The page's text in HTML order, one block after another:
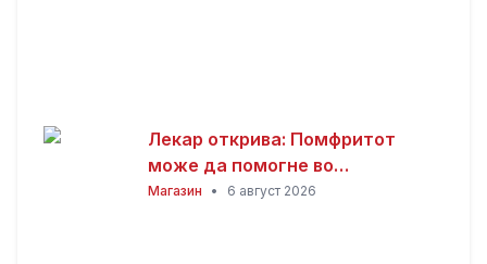
Лекар открива: Помфритот
може да помогне во
топлотните бранови, но
Магазин • 6 август 2026